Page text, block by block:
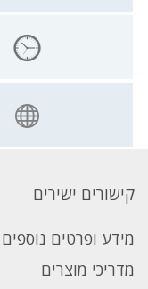
קישורים ישירים
מידע ופרטים נוספים
מדריכי מוצרים